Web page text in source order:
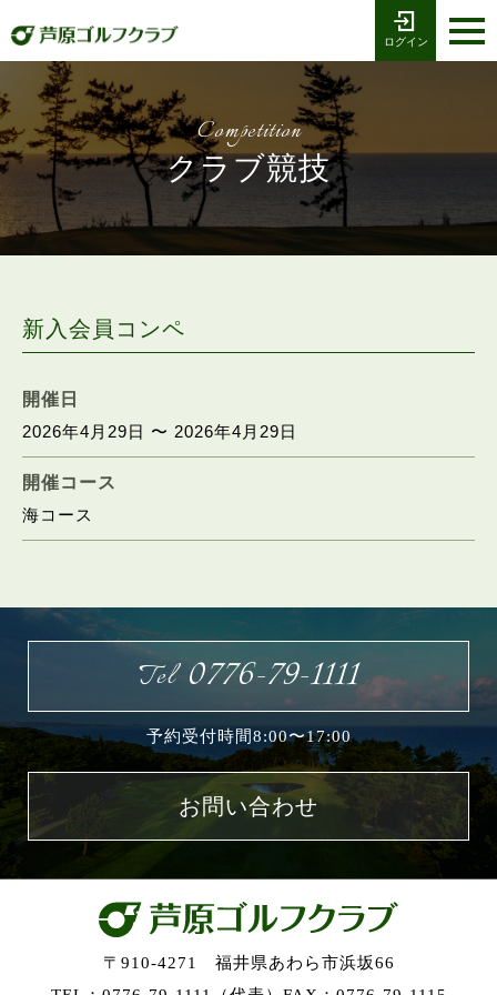
ログイン
お電話でのご予約
Tel 0776-79-1111
ホーム
海コース
湖コース
プレー予約
採用情報
交通アクセス
Competition
クラブ競技
新入会員コンペ
開催日
2026年4月29日 〜 2026年4月29日
開催コース
海コース
Tel 0776-79-1111
予約受付時間8:00〜17:00
お問い合わせ
〒910-4271 福井県あわら市浜坂66